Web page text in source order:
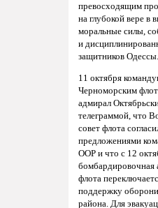
превосходящим
на глубокой вере в
моральные силы,
и
защитников
11 октября
Черноморским
адмирал
телеграммой, что
совет флота
предложениями
ООР и что с 12
бомбардировочная
флота
поддержку
района. Для